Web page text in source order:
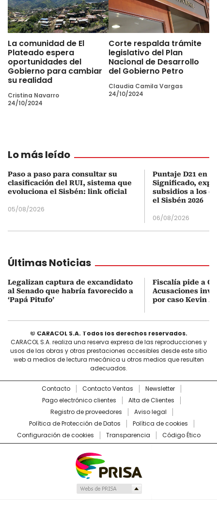
La comunidad de El
Plateado espera
oportunidades del
Gobierno para cambiar
su realidad
Cristina Navarro
24/10/2024
Corte respalda trámite
legislativo del Plan
Nacional de Desarrollo
del Gobierno Petro
Claudia Camila Vargas
24/10/2024
Lo más leído
Paso a paso para consultar su
clasificación del RUI, sistema que
evoluciona el Sisbén: link oficial
05/08/2026
Puntaje D21 en
Significado,
subsidios a los
el Sisbén 2026
06/08/2026
Últimas Noticias
Legalizan captura de excandidato
al Senado que habría favorecido a
‘Papá Pitufo’
Fiscalía pide a
Acusaciones
por caso Kevin
© CARACOL S.A. Todos los derechos reservados.
CARACOL S.A. realiza una reserva expresa de las reproducciones y
usos de las obras y otras prestaciones accesibles desde este sitio
web a medios de lectura mecánica u otros medios que resulten
adecuados.
Contacto Contacto Ventas
Newsletter
Pago electrónico clientes
Alta de Clientes
Registro de proveedores
Aviso legal
Política de Protección de Datos
Política de cookies
Configuración de cookies
Transparencia Código Ético